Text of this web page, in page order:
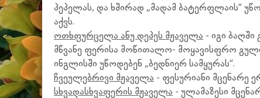
პეპელას, და ხშირად „მადამ ბატერფლაის“
აქვს.
ოთხფურცელა ანუ დეპეს მჟაველა - იგი
მწვანე ფერისა მოწითალო- მოყავისფრო
ინგლისში უწოდებენ „ბედნიერ სამყურას“.
ჩვეულებრივი მჟაველა - ფესურიანი მცენარე
სხვადასხვაფერის მჟაველა - ულამაზესი